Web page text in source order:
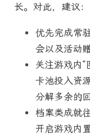
长。对此，建议：
优先完成常
会以及活动
关注游戏内“
卡池投入资
分解多余的
档案类成就
开启游戏内